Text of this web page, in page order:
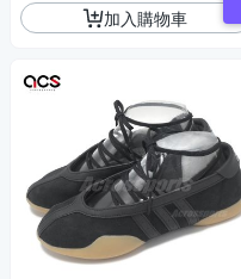
加入購物車